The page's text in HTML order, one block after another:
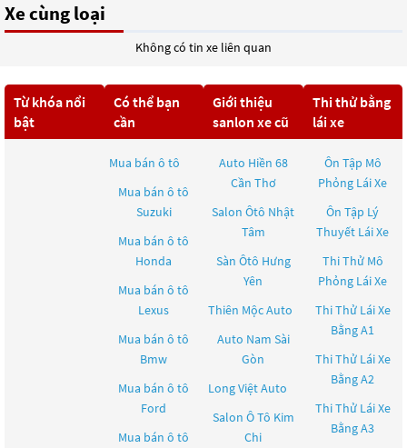
Xe cùng loại
Không có tin xe liên quan
Từ khóa nổi
bật
Có thể bạn
cần
Mua bán ô tô
Mua bán ô tô
Suzuki
Mua bán ô tô
Honda
Mua bán ô tô
Lexus
Mua bán ô tô
Bmw
Mua bán ô tô
Ford
Mua bán ô tô
Giới thiệu
sanlon xe cũ
Auto Hiền 68
Cần Thơ
Salon Ôtô Nhật
Tâm
Sàn Ôtô Hưng
Yên
Thiên Mộc Auto
Auto Nam Sài
Gòn
Long Việt Auto
Salon Ô Tô Kim
Chi
Thi thử bằng
lái xe
Ôn Tập Mô
Phỏng Lái Xe
Ôn Tập Lý
Thuyết Lái Xe
Thi Thử Mô
Phỏng Lái Xe
Thi Thử Lái Xe
Bằng A1
Thi Thử Lái Xe
Bằng A2
Thi Thử Lái Xe
Bằng A3